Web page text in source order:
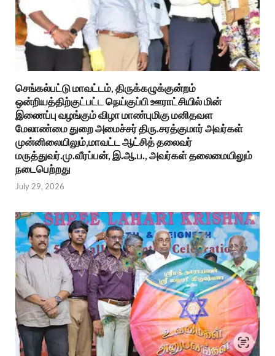
செங்கல்பட்டு மாவட்டம், திருக்கழுக்குன்றம்
ஒன்றியத்திற்குட்பட்ட நெய்குப்பி ஊராட்சியில் மின்
இணைப்பு வழங்கும் விழா மாண்புமிகு மனிதவள
மேலாண்மை துறை அமைச்சர் திரு.சரத்குமார் அவர்கள்
முன்னிலையிலும்,மாவட்ட ஆட்சித் தலைவர்
மருத்துவர்.மு.வீரப்பன், இ.ஆ.ப., அவர்கள் தலைமையிலும்
நடைபெற்றது
July 29, 2026